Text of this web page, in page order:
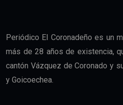
Periódico El Coronadeño es un
más de 28 años de existencia,
cantón Vázquez de Coronado y
y Goicoechea.